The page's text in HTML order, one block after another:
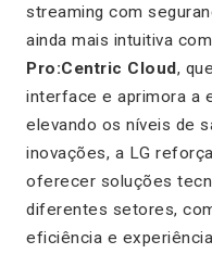
streaming com
ainda mais intuitiva
Pro:Centric Cloud,
interface e aprimora a
elevando os níveis de
inovações, a LG
oferecer soluções
diferentes setores,
eficiência e